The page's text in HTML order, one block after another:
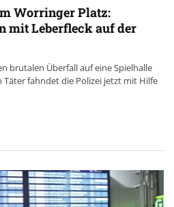
Worringer Platz:
mit Leberfleck auf der
brutalen Überfall auf eine Spielhalle
Täter fahndet die Polizei jetzt mit Hilfe